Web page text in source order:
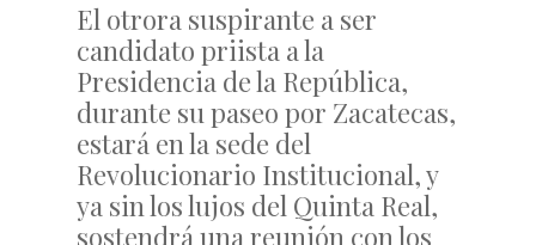
El otrora suspirante a ser
candidato priista a la
Presidencia de la República,
durante su paseo por Zacatecas,
estará en la sede del
Revolucionario Institucional, y
ya sin los lujos del Quinta Real,
sostendrá una reunión con los